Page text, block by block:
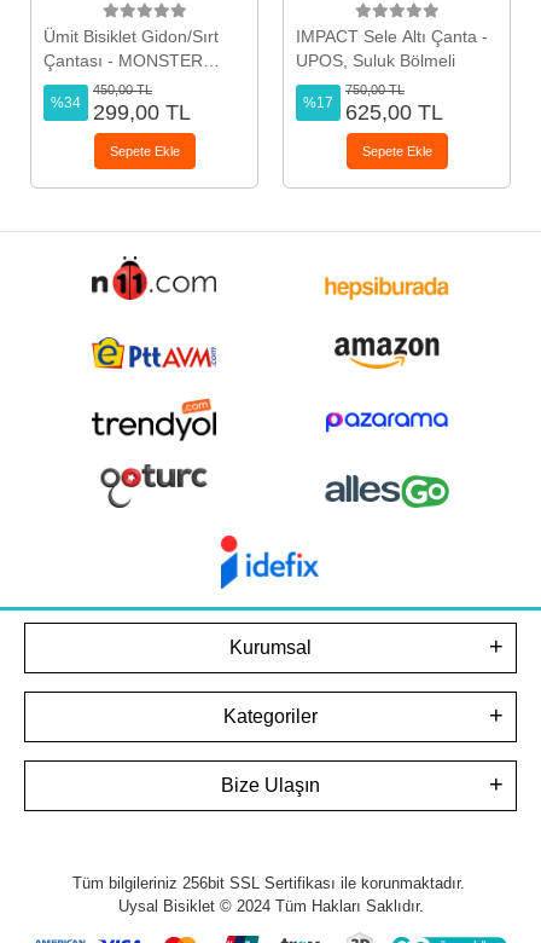
Ümit Bisiklet Gidon/Sırt
Çantası - MONSTER
HIGH Karakterli, Kız
%34
450,00 TL
299,00 TL
Sepete Ekle
IMPACT Sele Altı Çanta -
UPOS, Suluk Bölmeli
%17
750,00 TL
625,00 TL
Sepete Ekle
Kurumsal
Kategoriler
Bize Ulaşın
Tüm bilgileriniz 256bit SSL Sertifikası ile korunmaktadır.
Uysal Bisiklet © 2024 Tüm Hakları Saklıdır.